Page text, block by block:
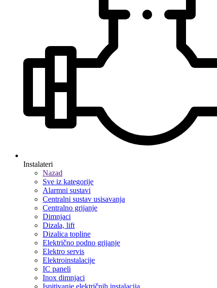
Instalateri
Nazad
Sve iz kategorije
Alarmni sustavi
Centralni sustav usisavanja
Centralno grijanje
Dimnjaci
Dizala, lift
Dizalica topline
Električno podno grijanje
Elektro servis
Elektroinstalacije
IC paneli
Inox dimnjaci